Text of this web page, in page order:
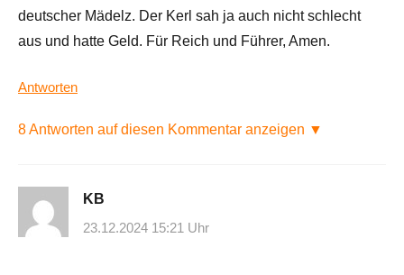
deutscher Mädelz. Der Kerl sah ja auch nicht schlecht
aus und hatte Geld. Für Reich und Führer, Amen.
Antworten
8 Antworten auf diesen Kommentar anzeigen ▼
KB
23.12.2024 15:21 Uhr